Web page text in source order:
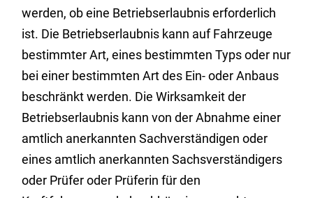
werden, ob eine Betriebserlaubnis erforderlich
ist. Die Betriebserlaubnis kann auf Fahrzeuge
bestimmter Art, eines bestimmten Typs oder nur
bei einer bestimmten Art des Ein- oder Anbaus
beschränkt werden. Die Wirksamkeit der
Betriebserlaubnis kann von der Abnahme einer
amtlich anerkannten Sachverständigen oder
eines amtlich anerkannten Sachsverständigers
oder Prüfer oder Prüferin für den